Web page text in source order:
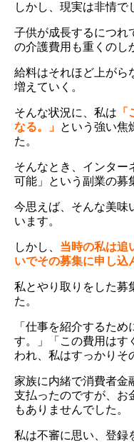
しかし、現実は非情で
子供が成長するにつれ
の介護費用も重くのし
給料はそれほど上がら
増えていく。
そんな状況に、私は
なる。」 という強い焦
た。
そんなとき、インター
可能」という副業の募
今思えば、そんな美味
います。
しかし、 当時の私は追
いでその募集に申し込
私とやり取りをした募
た。
「仕事を紹介するた
す。」「この費用はす
われ、私はすっかりそ
家族に内緒で消費者金
支払ったのですが、お
もありませんでした。
私は不審に思い、登録